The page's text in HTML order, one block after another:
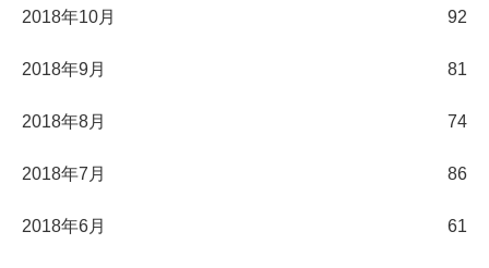
2018年10月 92
2018年9月 81
2018年8月 74
2018年7月 86
2018年6月 61